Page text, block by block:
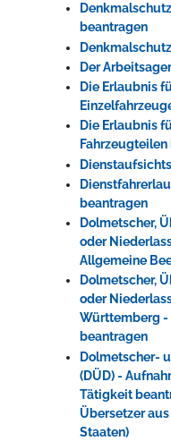
beantragen
Der
Die Erlaubnis
Die Erlaubnis
beantragen
Dolmetscher,
oder
Allgemeine
Dolmetscher,
oder
Württemberg -
beantragen
Dolmetscher-
(DÜD) -
Tätigkeit
Übersetzer
Staaten)